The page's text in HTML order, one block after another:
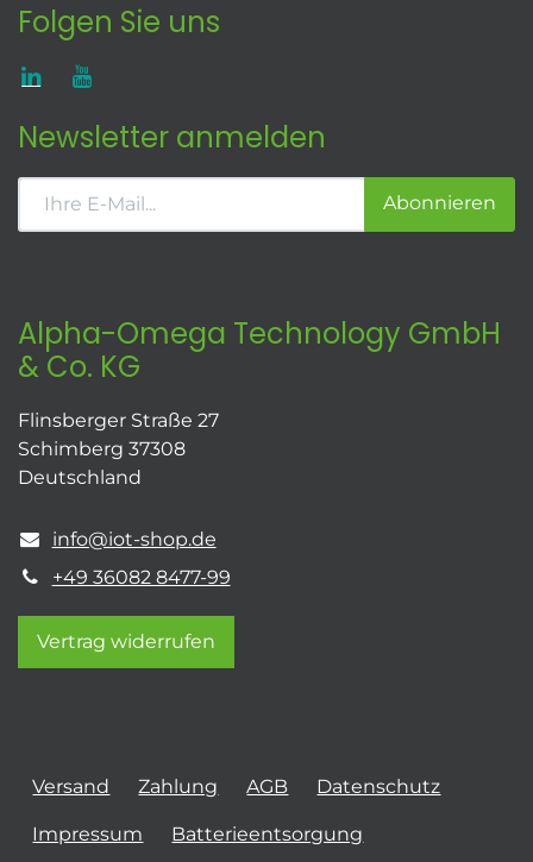
Folgen Sie uns
Newsletter anmelden
Abonnieren
Alpha-Omega Technology GmbH
& Co. KG
Flinsberger Straße 27
Schimberg 37308
Deutschland
info@iot-shop.de
+49 36082 8477-99
Vertrag widerrufen
Versand Zahlung AGB Datenschutz
Impressum Batterieentsorgung